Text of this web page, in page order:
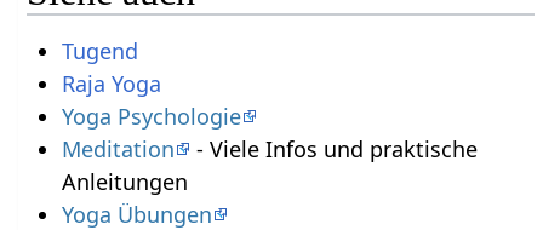
Tugend
Raja Yoga
Yoga Psychologie
Meditation
- Viele Infos und praktische
Anleitungen
Yoga Übungen